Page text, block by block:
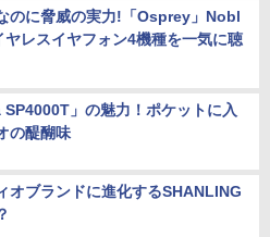
のに脅威の実力!「Osprey」Nobl
レスイヤフォン4機種を一気に聴
SP4000T」の魅力！ポケットに入
の醍醐味
オブランドに進化するSHANLING